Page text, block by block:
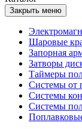
Закрыть меню
Шаровые
Запорная
Затворы
Таймеры
Системы от
Системы
Системы